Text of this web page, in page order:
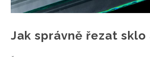
Jak správně řezat